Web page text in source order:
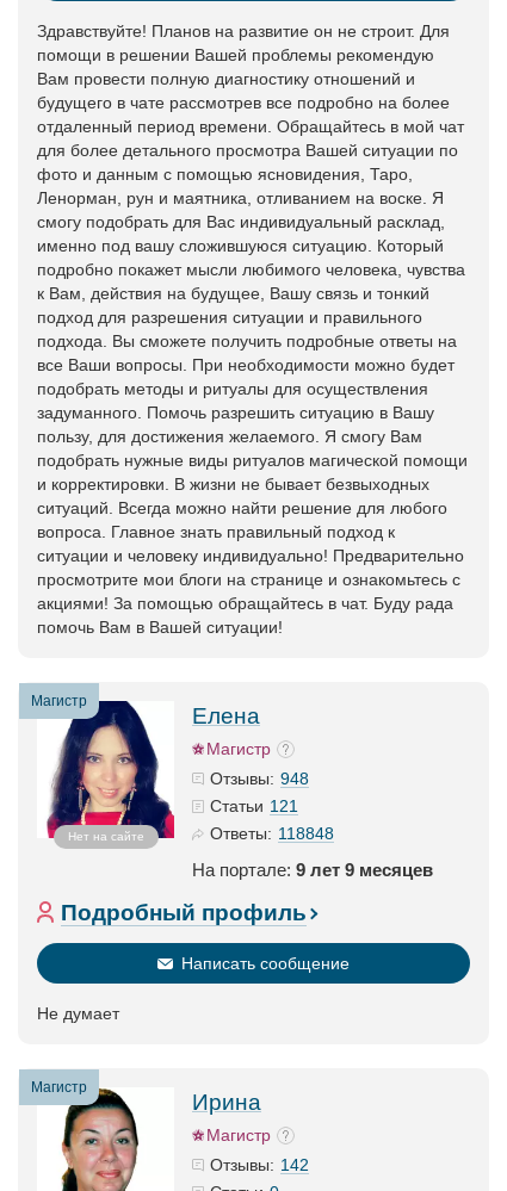
Здравствуйте! Планов на развитие он не строит. Для
помощи в решении Вашей проблемы рекомендую
Вам провести полную диагностику отношений и
будущего в чате рассмотрев все подробно на более
отдаленный период времени. Обращайтесь в мой чат
для более детального просмотра Вашей ситуации по
фото и данным с помощью ясновидения, Таро,
Ленорман, рун и маятника, отливанием на воске. Я
смогу подобрать для Вас индивидуальный расклад,
именно под вашу сложившуюся ситуацию. Который
подробно покажет мысли любимого человека, чувства
к Вам, действия на будущее, Вашу связь и тонкий
подход для разрешения ситуации и правильного
подхода. Вы сможете получить подробные ответы на
все Ваши вопросы. При необходимости можно будет
подобрать методы и ритуалы для осуществления
задуманного. Помочь разрешить ситуацию в Вашу
пользу, для достижения желаемого. Я смогу Вам
подобрать нужные виды ритуалов магической помощи
и корректировки. В жизни не бывает безвыходных
ситуаций. Всегда можно найти решение для любого
вопроса. Главное знать правильный подход к
ситуации и человеку индивидуально! Предварительно
просмотрите мои блоги на странице и ознакомьтесь с
акциями! За помощью обращайтесь в чат. Буду рада
помочь Вам в Вашей ситуации!
Магистр
Нет на сайте
Елена
Магистр
Отзывы: 948
Статьи 121
Ответы: 118848
На портале: 9 лет 9 месяцев
Подробный профиль
Написать сообщение
Не думает
Магистр
Ирина
Магистр
Отзывы: 142